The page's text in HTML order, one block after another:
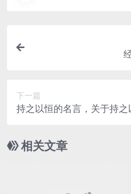
下一篇
持之以恒的名言，关于持
相关文章